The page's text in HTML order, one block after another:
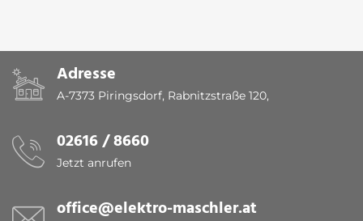
Adresse
A-7373 Piringsdorf, Rabnitzstraße 120,
02616 / 8660
Jetzt anrufen
office@elektro-maschler.at